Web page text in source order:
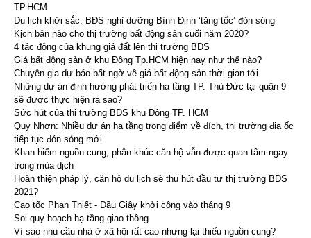
TP.HCM
Du lịch khởi sắc, BĐS nghỉ dưỡng Bình Định ‘tăng tốc’ đón sóng
Kịch bản nào cho thị trường bất động sản cuối năm 2020?
4 tác động của khung giá đất lên thị trường BĐS
Giá bất động sản ở khu Đông Tp.HCM hiện nay như thế nào?
Chuyên gia dự báo bất ngờ về giá bất động sản thời gian tới
Những dự án định hướng phát triển hạ tầng TP. Thủ Đức tại quận 9
sẽ được thực hiện ra sao?
Sức hút của thị trường BĐS khu Đông TP. HCM
Quy Nhơn: Nhiều dự án hạ tầng trọng điểm về đích, thị trường địa ốc
tiếp tục đón sóng mới
Khan hiếm nguồn cung, phân khúc căn hộ vẫn được quan tâm ngay
trong mùa dịch
Hoàn thiện pháp lý, căn hộ du lịch sẽ thu hút đầu tư thị trường BĐS
2021?
Cao tốc Phan Thiết - Dầu Giây khởi công vào tháng 9
Soi quy hoạch hạ tầng giao thông
Vì sao nhu cầu nhà ở xã hội rất cao nhưng lại thiếu nguồn cung?